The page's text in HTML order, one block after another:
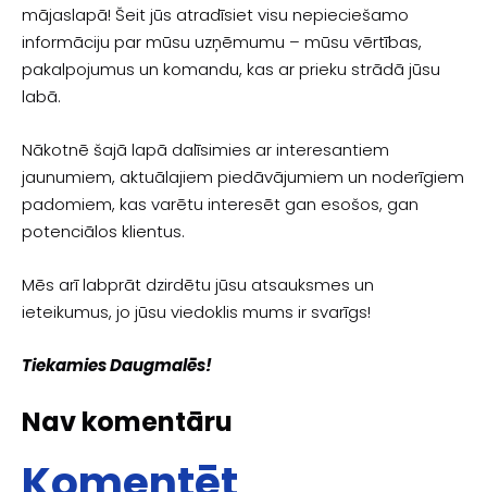
mājaslapā! Šeit jūs atradīsiet visu nepieciešamo
informāciju par mūsu uzņēmumu – mūsu vērtības,
pakalpojumus un komandu, kas ar prieku strādā jūsu
labā.
Nākotnē šajā lapā dalīsimies ar interesantiem
jaunumiem, aktuālajiem piedāvājumiem un noderīgiem
padomiem, kas varētu interesēt gan esošos, gan
potenciālos klientus.
Mēs arī labprāt dzirdētu jūsu atsauksmes un
ieteikumus, jo jūsu viedoklis mums ir svarīgs!
Tiekamies Daugmalēs!
Nav komentāru